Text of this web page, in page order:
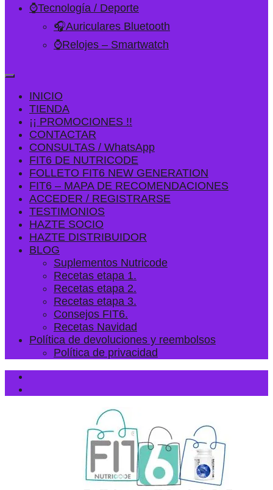
⌚Tecnología / Deporte
🎧Auriculares Bluetooth
⌚Relojes – Smartwatch
INICIO
TIENDA
¡¡ PROMOCIONES !!
CONTACTAR
CONSULTAS / WhatsApp
FIT6 DE NUTRICODE
FOLLETO FIT6 NEW GENERATION
FIT6 – MAPA DE RECOMENDACIONES
ACCEDER / REGISTRARSE
TESTIMONIOS
HAZTE SOCIO
HAZTE DISTRIBUIDOR
BLOG
Suplementos Nutricode
Recetas etapa 1.
Recetas etapa 2.
Recetas etapa 3.
Consejos FIT6.
Recetas Navidad
Política de devoluciones y reembolsos
Política de privacidad